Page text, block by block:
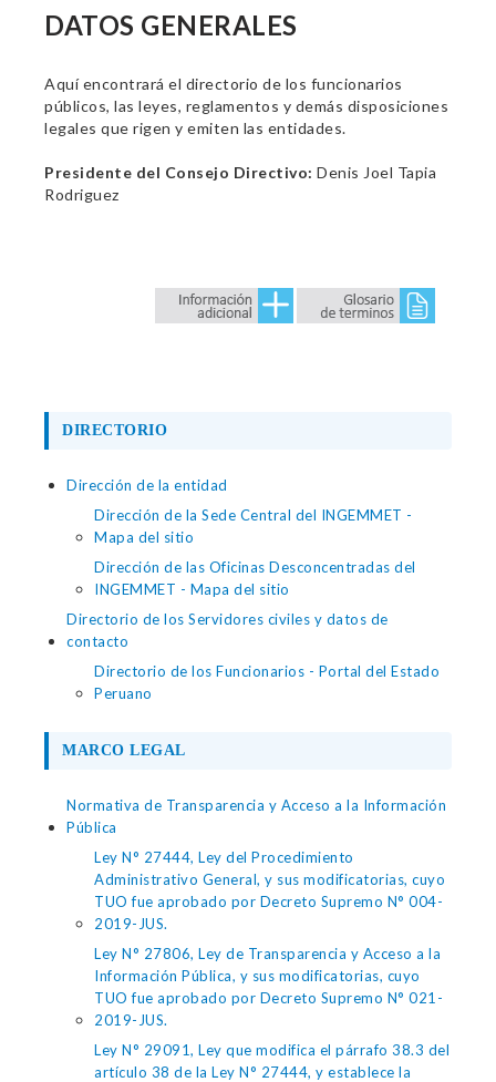
DATOS GENERALES
Aquí encontrará el directorio de los funcionarios
públicos, las leyes, reglamentos y demás disposiciones
legales que rigen y emiten las entidades.
Presidente del Consejo Directivo: Denis Joel Tapia
Rodriguez
DIRECTORIO
Dirección de la entidad
Dirección de la Sede Central del INGEMMET -
Mapa del sitio
Dirección de las Oficinas Desconcentradas del
INGEMMET - Mapa del sitio
Directorio de los Servidores civiles y datos de
contacto
Directorio de los Funcionarios - Portal del Estado
Peruano
MARCO LEGAL
Normativa de Transparencia y Acceso a la Información
Pública
Ley N° 27444, Ley del Procedimiento
Administrativo General, y sus modificatorias, cuyo
TUO fue aprobado por Decreto Supremo N° 004-
2019-JUS.
Ley N° 27806, Ley de Transparencia y Acceso a la
Información Pública, y sus modificatorias, cuyo
TUO fue aprobado por Decreto Supremo N° 021-
2019-JUS.
Ley N° 29091, Ley que modifica el párrafo 38.3 del
artículo 38 de la Ley N° 27444, y establece la